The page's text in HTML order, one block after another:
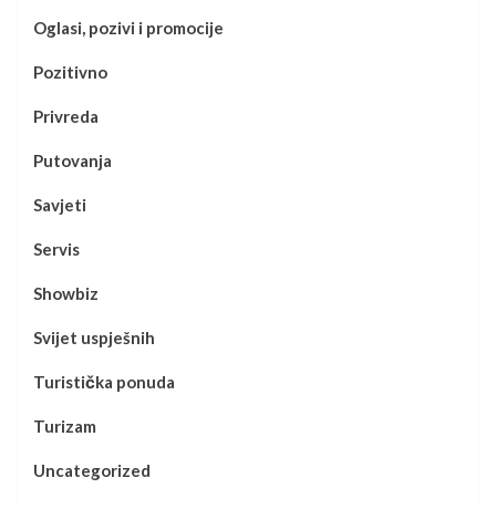
Oglasi, pozivi i promocije
Pozitivno
Privreda
Putovanja
Savjeti
Servis
Showbiz
Svijet uspješnih
Turistička ponuda
Turizam
Uncategorized